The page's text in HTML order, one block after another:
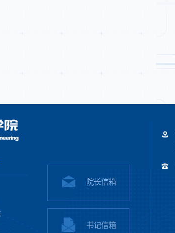
院长信箱
书记信箱